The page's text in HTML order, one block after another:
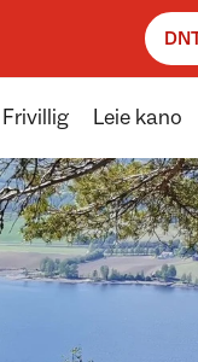
Frivillig Leie kano